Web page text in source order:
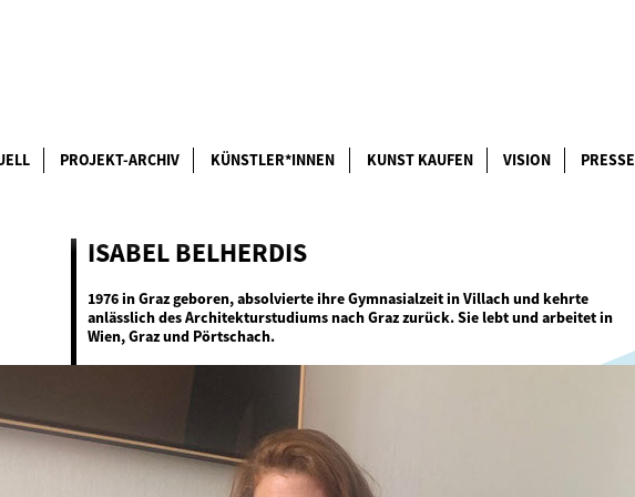
PROJEKT-ARCHIV KÜNSTLER*INNEN KUNST KAUFEN VISION PRESSE
ISABEL BELHERDIS
1976 in Graz geboren, absolvierte ihre Gymnasialzeit in Villach und kehrte
anlässlich des Architekturstudiums nach Graz zurück. Sie lebt und arbeitet in
Wien, Graz und Pörtschach.